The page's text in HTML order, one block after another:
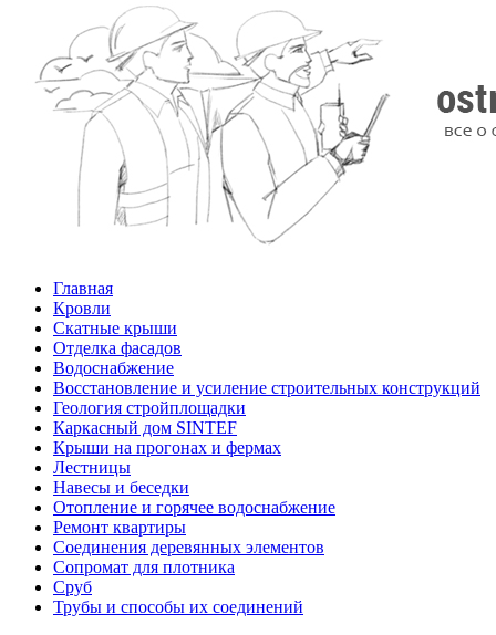
Главная
Кровли
Скатные крыши
Отделка фасадов
Водоснабжение
Восстановление и усиление строительных конструкций
Геология стройплощадки
Каркасный дом SINTEF
Крыши на прогонах и фермах
Лестницы
Навесы и беседки
Отопление и горячее водоснабжение
Ремонт квартиры
Соединения деревянных элементов
Сопромат для плотника
Сруб
Трубы и способы их соединений